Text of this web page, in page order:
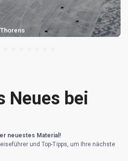
Neues bei
neuestes Material!
und Top-Tipps, um Ihre nächste